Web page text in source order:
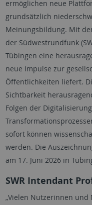
ermöglichen neue
grundsätzlich
Meinungsbildung. Mit
der Südwestrundfunk
Tübingen eine
neue Impulse zur
Öffentlichkeiten liefert.
Sichtbarkeit
Folgen der
sofort können
werden. Die
am 17. Juni 2026 in
SWR Intendant
„Vielen Nutzerinnen